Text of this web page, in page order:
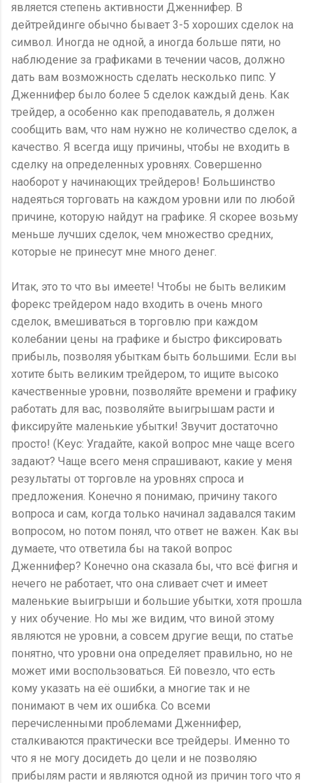
является степень активности Дженнифер. В
дейтрейдинге обычно бывает 3-5 хороших сделок на
символ. Иногда не одной, а иногда больше пяти, но
наблюдение за графиками в течении часов, должно
дать вам возможность сделать несколько пипс. У
Дженнифер было более 5 сделок каждый день. Как
трейдер, а особенно как преподаватель, я должен
сообщить вам, что нам нужно не количество сделок, а
качество. Я всегда ищу причины, чтобы не входить в
сделку на определенных уровнях. Совершенно
наоборот у начинающих трейдеров! Большинство
надеяться торговать на каждом уровни или по любой
причине, которую найдут на графике. Я скорее возьму
меньше лучших сделок, чем множество средних,
которые не принесут мне много денег.
Итак, это то что вы имеете! Чтобы не быть великим
форекс трейдером надо входить в очень много
сделок, вмешиваться в торговлю при каждом
колебании цены на графике и быстро фиксировать
прибыль, позволяя убыткам быть большими. Если вы
хотите быть великим трейдером, то ищите высоко
качественные уровни, позволяйте времени и графику
работать для вас, позволяйте выигрышам расти и
фиксируйте маленькие убытки! Звучит достаточно
просто! (Кеус: Угадайте, какой вопрос мне чаще всего
задают? Чаще всего меня спрашивают, какие у меня
результаты от торговле на уровнях спроса и
предложения. Конечно я понимаю, причину такого
вопроса и сам, когда только начинал задавался таким
вопросом, но потом понял, что ответ не важен. Как вы
думаете, что ответила бы на такой вопрос
Дженнифер? Конечно она сказала бы, что всё фигня и
нечего не работает, что она сливает счет и имеет
маленькие выигрыши и большие убытки, хотя прошла
у них обучение. Но мы же видим, что виной этому
являются не уровни, а совсем другие вещи, по статье
понятно, что уровни она определяет правильно, но не
может ими воспользоваться. Ей повезло, что есть
кому указать на её ошибки, а многие так и не
понимают в чем их ошибка. Со всеми
перечисленными проблемами Дженнифер,
сталкиваются практически все трейдеры. Именно то
что я не могу досидеть до цели и не позволяю
прибылям расти и являются одной из причин того что я